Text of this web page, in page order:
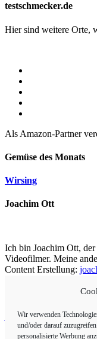
testschmecker.de
Hier sind weitere Orte,
Als Amazon-Partner
Gemüse des Monats
Wirsing
Joachim Ott
Ich bin Joachim Ott,
Videofilmer. Meine
Content Erstellung:
joachimott.de
Panoramafoto-Shop
Wir verwenden
und/oder darauf
personalisierte Werbung